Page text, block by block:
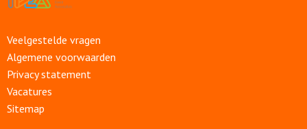
Veelgestelde vragen
Algemene voorwaarden
Privacy statement
Vacatures
Sitemap